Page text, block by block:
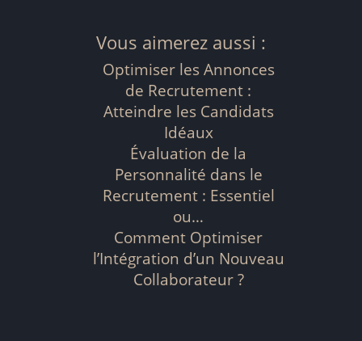
Vous aimerez aussi :
Optimiser les Annonces
de Recrutement :
Atteindre les Candidats
Idéaux
Évaluation de la
Personnalité dans le
Recrutement : Essentiel
ou…
Comment Optimiser
l’Intégration d’un Nouveau
Collaborateur ?